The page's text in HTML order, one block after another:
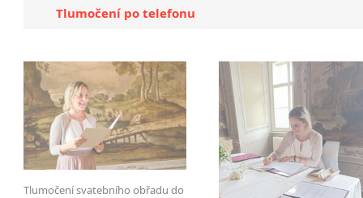
Tlumočení po telefonu
Tlumočení svatebního obřadu do